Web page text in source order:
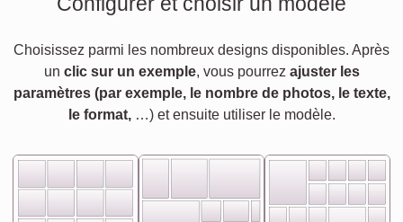
Choisissez parmi les nombreux designs disponibles. Après
un clic sur un exemple, vous pourrez ajuster les
paramètres (par exemple, le nombre de photos, le texte,
le format,…) et ensuite utiliser le modèle.